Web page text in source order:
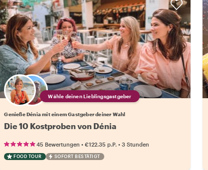
Wähle deinen Lieblingsgastgeber
Genieße Dénia mit einem Gastgeber deiner Wahl
Die 10 Kostproben von Dénia
45 Bewertungen •€122.35 p.P. •3 Stunden
FOOD TOUR SOFORT BESTÄTIGT